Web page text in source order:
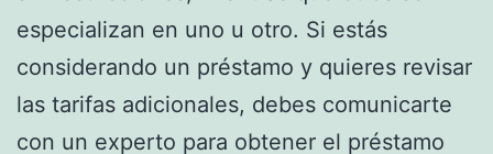
especializan en uno u otro. Si estás
considerando un préstamo y quieres revisar
las tarifas adicionales, debes comunicarte
con un experto para obtener el préstamo